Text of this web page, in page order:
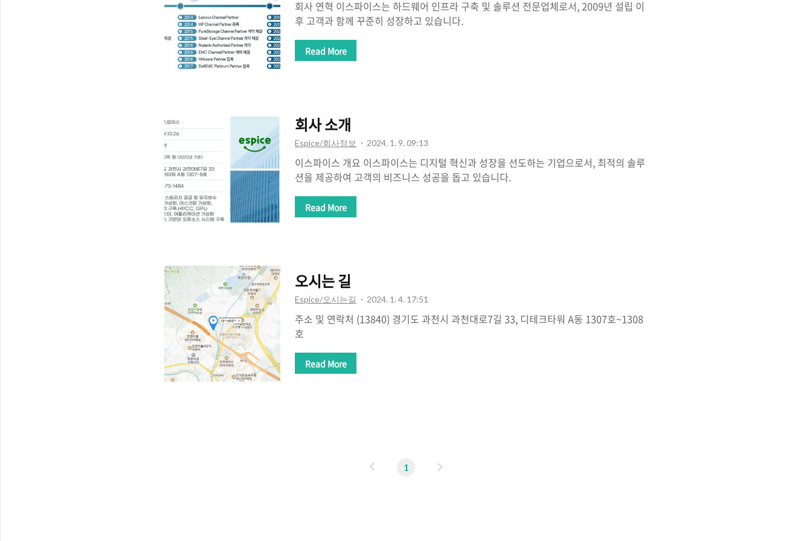
회사 연혁 이스파이스는 하드웨어 인프라 구축 및 솔루션 전문업체로서, 2009년 설립 이
후 고객과 함께 꾸준히 성장하고 있습니다.
Read More
회사 소개
Espice/회사정보 2024. 1. 9. 09:13
이스파이스 개요 이스파이스는 디지털 혁신과 성장을 선도하는 기업으로서, 최적의 솔루
션을 제공하여 고객의 비즈니스 성공을 돕고 있습니다.
Read More
오시는 길
Espice/오시는길 2024. 1. 4. 17:51
주소 및 연락처 (13840) 경기도 과천시 과천대로7길 33, 디테크타워 A동 1307호~1308
호
Read More
1
다